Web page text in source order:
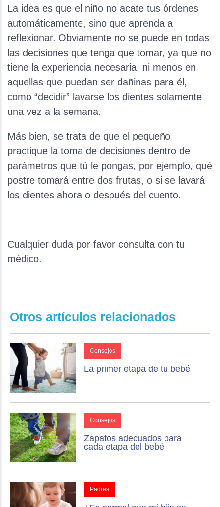
La idea es que el niño no acate tus órdenes
automáticamente, sino que aprenda a
reflexionar. Obviamente no se puede en todas
las decisiones que tenga que tomar, ya que no
tiene la experiencia necesaria, ni menos en
aquellas que puedan ser dañinas para él,
como “decidir” lavarse los dientes solamente
una vez a la semana.
Más bien, se trata de que el pequeño
practique la toma de decisiones dentro de
parámetros que tú le pongas, por ejemplo, qué
postre tomará entre dos frutas, o si se lavará
los dientes ahora o después del cuento.
Cualquier duda por favor consulta con tu
médico.
Otros artículos relacionados
Consejos
La primer etapa de tu bebé
Consejos
Zapatos adecuados para
cada etapa del bebé
Padres